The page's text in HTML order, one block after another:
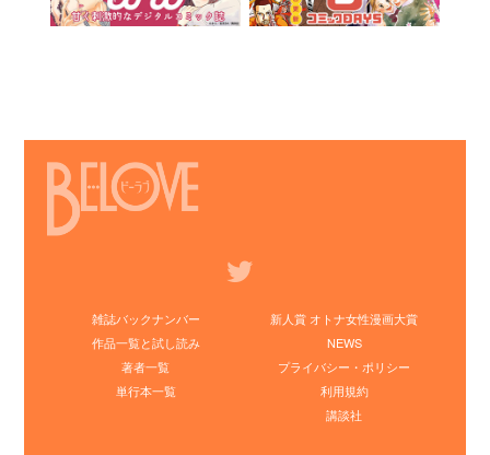
雑誌バックナンバー
作品一覧と試し読み
著者一覧
単行本一覧
新人賞 オトナ女性漫画大賞
NEWS
プライバシー・ポリシー
利用規約
講談社